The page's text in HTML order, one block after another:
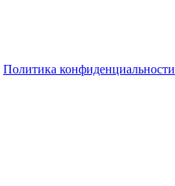
Политика конфиденциальности